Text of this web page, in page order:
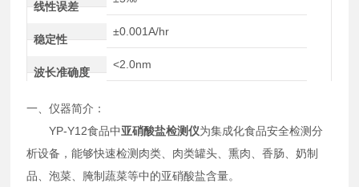
线性误差
稳定性
±0.001A/hr
波长准确度
<2.0nm
一、仪器简介：
YP-Y12食品中亚硝酸盐检测仪为集成化食品安全检测分
析设备，能够快速检测肉类、肉类罐头、熏肉、香肠、奶制
品、泡菜、腌制蔬菜等中的亚硝酸盐含量。